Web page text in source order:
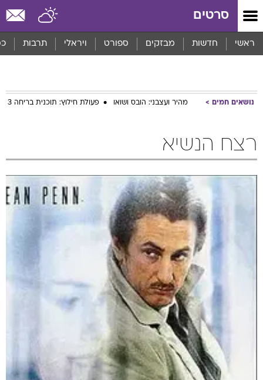
סרטים
ראשי חדשות מבזקים ספורט ויראלי תרבות
נושאים חמים מהיר ועצבני: הובס ושואו פעולת חילוץ: תוכנית בריחה 3
רצח הנשיא